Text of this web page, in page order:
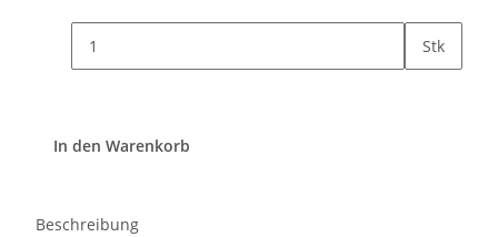
Stk
In den Warenkorb
Beschreibung